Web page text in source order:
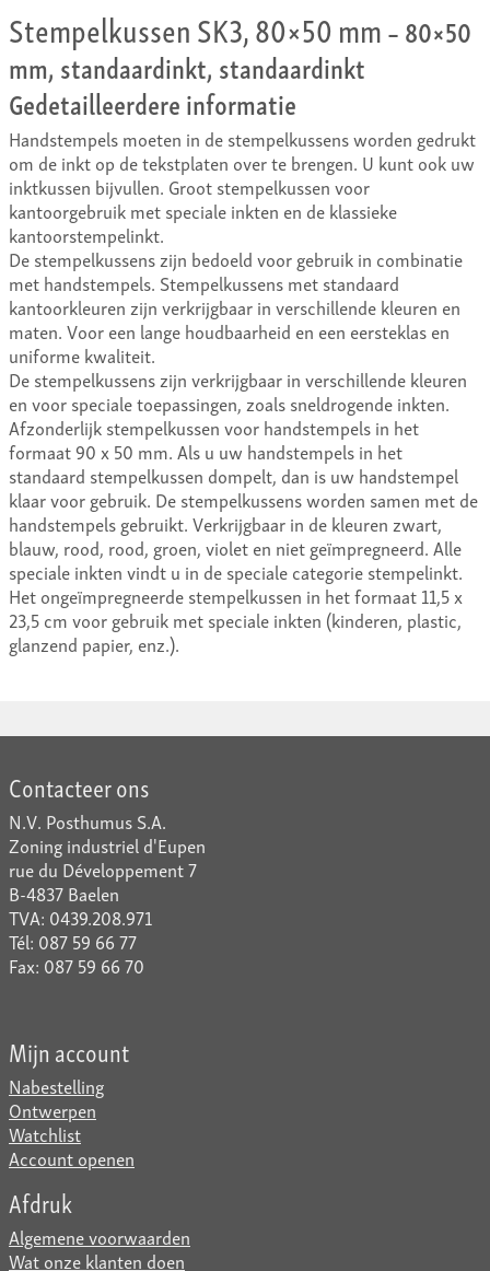
Stempelkussen SK3, 80×50 mm– 80×50
mm, standaardinkt, standaardinkt
Gedetailleerdere informatie
Handstempels moeten in de stempelkussens worden gedrukt
om de inkt op de tekstplaten over te brengen. U kunt ook uw
inktkussen bijvullen. Groot stempelkussen voor
kantoorgebruik met speciale inkten en de klassieke
kantoorstempelinkt.
De stempelkussens zijn bedoeld voor gebruik in combinatie
met handstempels. Stempelkussens met standaard
kantoorkleuren zijn verkrijgbaar in verschillende kleuren en
maten. Voor een lange houdbaarheid en een eersteklas en
uniforme kwaliteit.
De stempelkussens zijn verkrijgbaar in verschillende kleuren
en voor speciale toepassingen, zoals sneldrogende inkten.
Afzonderlijk stempelkussen voor handstempels in het
formaat 90 x 50 mm. Als u uw handstempels in het
standaard stempelkussen dompelt, dan is uw handstempel
klaar voor gebruik. De stempelkussens worden samen met de
handstempels gebruikt. Verkrijgbaar in de kleuren zwart,
blauw, rood, rood, groen, violet en niet geïmpregneerd. Alle
speciale inkten vindt u in de speciale categorie stempelinkt.
Het ongeïmpregneerde stempelkussen in het formaat 11,5 x
23,5 cm voor gebruik met speciale inkten (kinderen, plastic,
glanzend papier, enz.).
Contacteer ons
N.V. Posthumus S.A.
Zoning industriel d'Eupen
rue du Développement 7
B-4837 Baelen
TVA: 0439.208.971
Tél: 087 59 66 77
Fax: 087 59 66 70
Mijn account
Nabestelling
Ontwerpen
Watchlist
Account openen
Afdruk
Algemene voorwaarden
Wat onze klanten doen